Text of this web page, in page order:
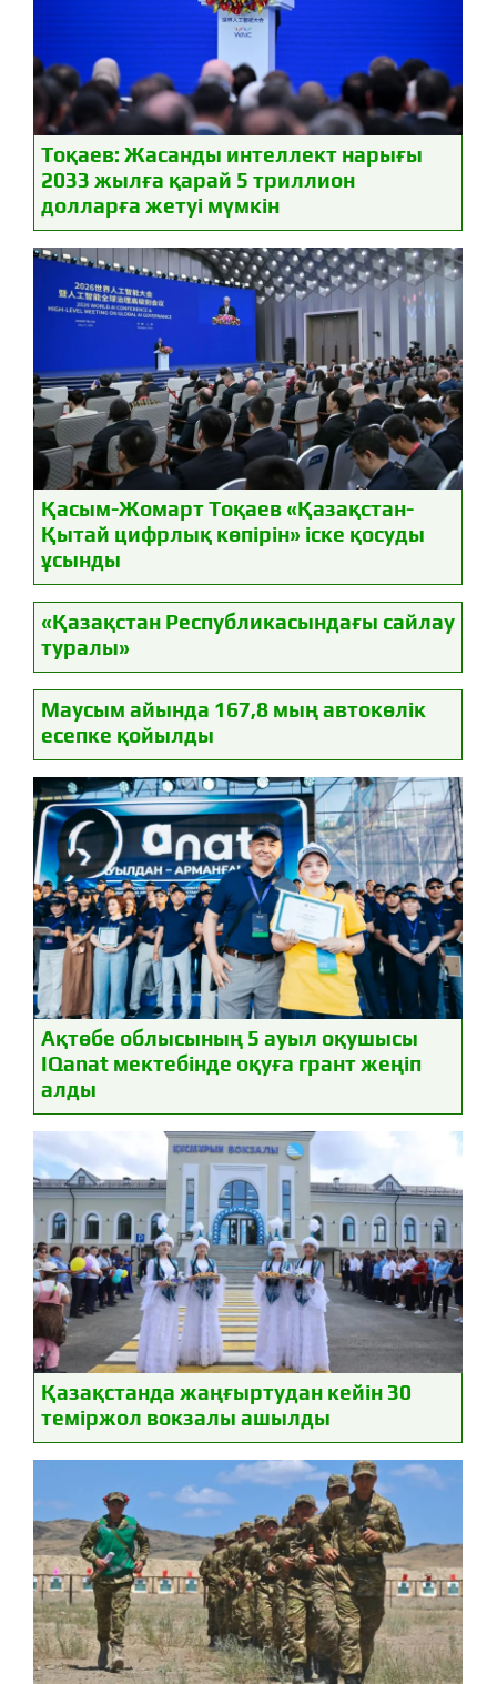
Тоқаев: Жасанды интеллект нарығы
2033 жылға қарай 5 триллион
долларға жетуі мүмкін
Қасым-Жомарт Тоқаев «Қазақстан-
Қытай цифрлық көпірін» іске қосуды
ұсынды
«Қазақстан Республикасындағы сайлау
туралы»
Маусым айында 167,8 мың автокөлік
есепке қойылды
Ақтөбе облысының 5 ауыл оқушысы
IQanat мектебінде оқуға грант жеңіп
алды
Қазақстанда жаңғыртудан кейін 30
теміржол вокзалы ашылды